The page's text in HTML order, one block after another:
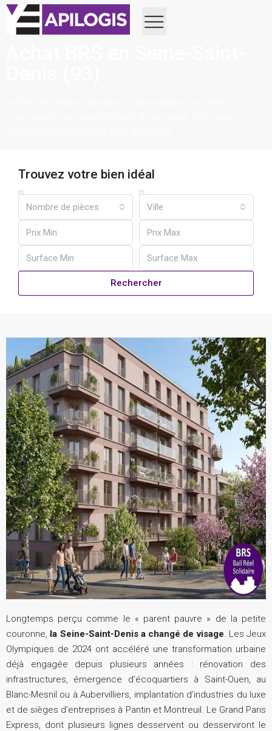
Trouvez votre bien idéal
Nombre de pièces Ville
Rechercher
Longtemps perçu comme le « parent pauvre » de la petite
couronne, la Seine-Saint-Denis a changé de visage. Les Jeux
Olympiques de 2024 ont accéléré une transformation urbaine
déjà engagée depuis plusieurs années : rénovation des
infrastructures, émergence d’écoquartiers à Saint-Ouen, au
Blanc-Mesnil ou à Aubervilliers, implantation d’industries du luxe
et de sièges d’entreprises à Pantin et Montreuil. Le Grand Paris
Express, dont plusieurs lignes desservent ou desserviront le